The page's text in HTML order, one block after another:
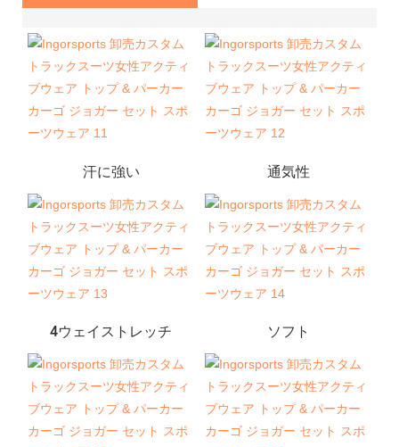
汗に強い 通気性
4ウェイストレッチ ソフト